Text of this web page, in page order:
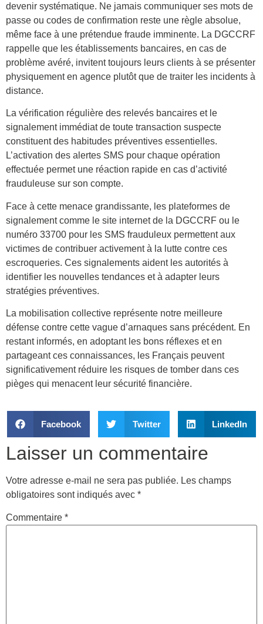
devenir systématique. Ne jamais communiquer ses mots de
passe ou codes de confirmation reste une règle absolue,
même face à une prétendue fraude imminente. La DGCCRF
rappelle que les établissements bancaires, en cas de
problème avéré, invitent toujours leurs clients à se présenter
physiquement en agence plutôt que de traiter les incidents à
distance.
La vérification régulière des relevés bancaires et le
signalement immédiat de toute transaction suspecte
constituent des habitudes préventives essentielles.
L’activation des alertes SMS pour chaque opération
effectuée permet une réaction rapide en cas d’activité
frauduleuse sur son compte.
Face à cette menace grandissante, les plateformes de
signalement comme le site internet de la DGCCRF ou le
numéro 33700 pour les SMS frauduleux permettent aux
victimes de contribuer activement à la lutte contre ces
escroqueries. Ces signalements aident les autorités à
identifier les nouvelles tendances et à adapter leurs
stratégies préventives.
La mobilisation collective représente notre meilleure
défense contre cette vague d’arnaques sans précédent. En
restant informés, en adoptant les bons réflexes et en
partageant ces connaissances, les Français peuvent
significativement réduire les risques de tomber dans ces
pièges qui menacent leur sécurité financière.
Facebook Twitter LinkedIn
Laisser un commentaire
Votre adresse e-mail ne sera pas publiée. Les champs
obligatoires sont indiqués avec *
Commentaire *